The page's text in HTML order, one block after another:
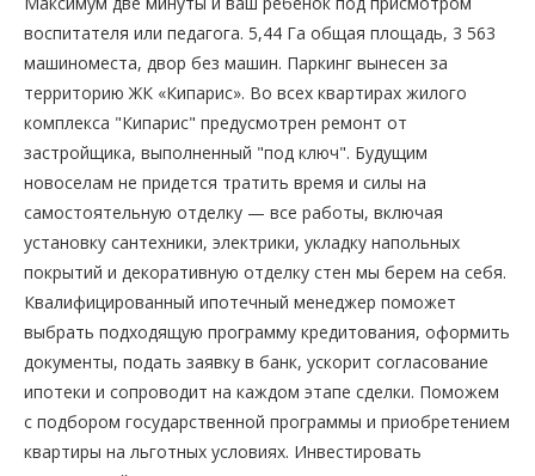
воспитателя или педагога. 5,44 Га общая площадь, 3 563
машиноместа, двор без машин. Паркинг вынесен за
территорию ЖК «Кипарис». Во всех квартирах жилого
комплекса "Кипарис" предусмотрен ремонт от
застройщика, выполненный "под ключ". Будущим
новоселам не придется тратить время и силы на
самостоятельную отделку — все работы, включая
установку сантехники, электрики, укладку напольных
покрытий и декоративную отделку стен мы берем на себя.
Квалифицированный ипотечный менеджер поможет
выбрать подходящую программу кредитования, оформить
документы, подать заявку в банк, ускорит согласование
ипотеки и сопроводит на каждом этапе сделки. Поможем
с подбором государственной программы и приобретением
квартиры на льготных условиях. Инвестировать